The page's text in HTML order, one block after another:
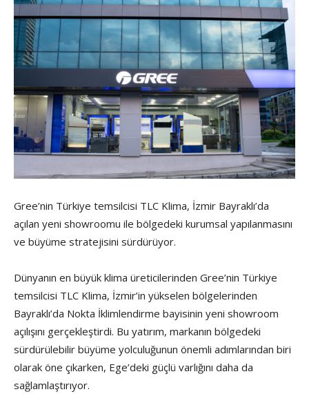
Gree’nin Türkiye temsilcisi TLC Klima, İzmir Bayraklı’da
açılan yeni showroomu ile bölgedeki kurumsal yapılanmasını
ve büyüme stratejisini sürdürüyor.
Dünyanın en büyük klima üreticilerinden Gree’nin Türkiye
temsilcisi TLC Klima, İzmir’in yükselen bölgelerinden
Bayraklı’da Nokta İklimlendirme bayisinin yeni showroom
açılışını gerçekleştirdi. Bu yatırım, markanın bölgedeki
sürdürülebilir büyüme yolculuğunun önemli adımlarından biri
olarak öne çıkarken, Ege’deki güçlü varlığını daha da
sağlamlaştırıyor.